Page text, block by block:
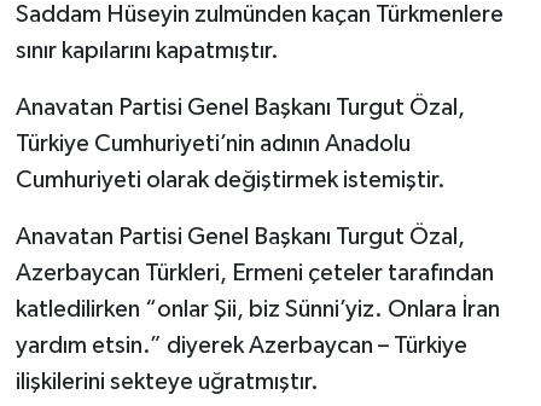
Saddam Hüseyin zulmünden kaçan Türkmenlere
sınır kapılarını kapatmıştır.
Anavatan Partisi Genel Başkanı Turgut Özal,
Türkiye Cumhuriyeti’nin adının Anadolu
Cumhuriyeti olarak değiştirmek istemiştir.
Anavatan Partisi Genel Başkanı Turgut Özal,
Azerbaycan Türkleri, Ermeni çeteler tarafından
katledilirken “onlar Şii, biz Sünni’yiz. Onlara İran
yardım etsin.” diyerek Azerbaycan – Türkiye
ilişkilerini sekteye uğratmıştır.